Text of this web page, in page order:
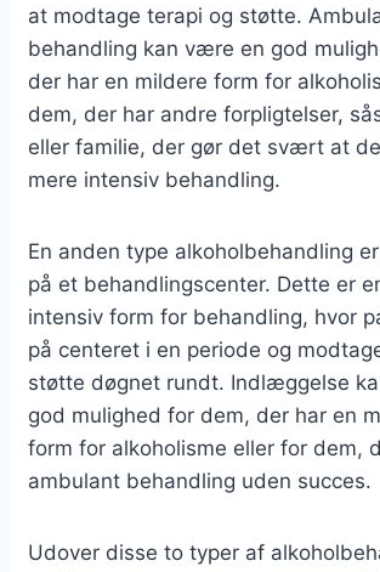
at modtage terapi og støtte.
behandling kan være en god
der har en mildere form for
dem, der har andre forpligtelser,
eller familie, der gør det svært at
mere intensiv behandling.
En anden type alkoholbehandling
på et behandlingscenter. Dette er
intensiv form for behandling, hvor
på centeret i en periode og
støtte døgnet rundt. Indlæggelse
god mulighed for dem, der har en
form for alkoholisme eller for dem,
ambulant behandling uden succes.
Udover disse to typer af